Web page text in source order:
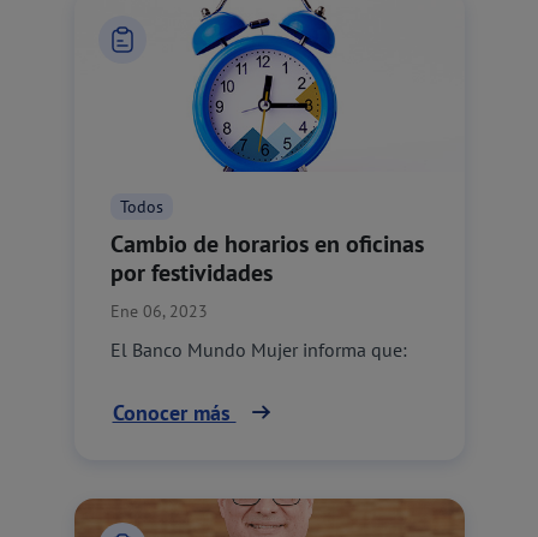
Todos
Cambio de horarios en oficinas
por festividades
Ene 06, 2023
El Banco Mundo Mujer informa que:
Conocer más